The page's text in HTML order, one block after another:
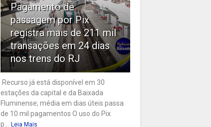
Pagamento de
passagem por Pix
registra mais de 211 mil
transações em 24 dias
nos trens do RJ
Recurso já está disponível em 30
estações da capital e da Baixada
Fluminense; média em dias úteis passa
de 10 mil pagamentos O uso do Pix
p...
Leia Mais